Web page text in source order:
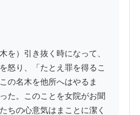
を）引き抜く時になって、
怒り、「たとえ罪を得るこ
の名木を他所へはやるま
た。このことを女院がお聞
ちの心意気はまことに潔く